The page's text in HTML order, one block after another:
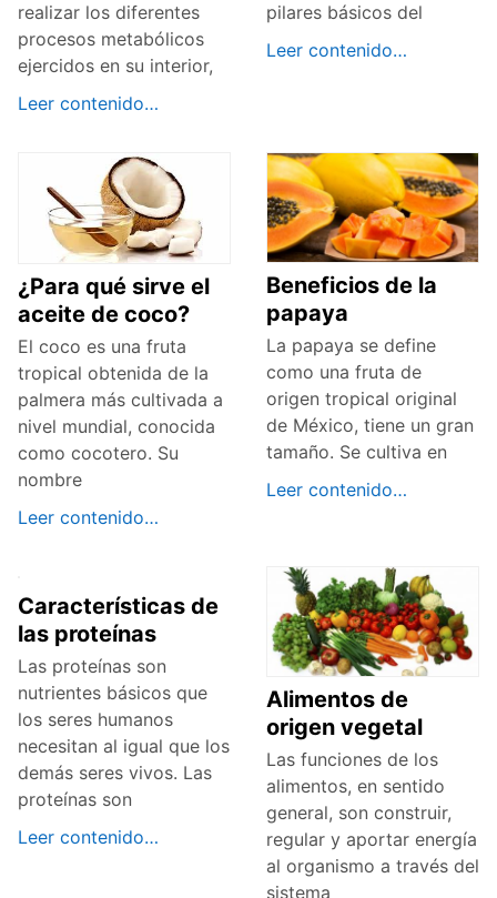
realizar los diferentes
procesos metabólicos
ejercidos en su interior,
Leer contenido…
pilares básicos del
Leer contenido…
¿Para qué sirve el
aceite de coco?
El coco es una fruta
tropical obtenida de la
palmera más cultivada a
nivel mundial, conocida
como cocotero. Su
nombre
Leer contenido…
Beneficios de la
papaya
La papaya se define
como una fruta de
origen tropical original
de México, tiene un gran
tamaño. Se cultiva en
Leer contenido…
Características de
las proteínas
Las proteínas son
nutrientes básicos que
los seres humanos
necesitan al igual que los
demás seres vivos. Las
proteínas son
Leer contenido…
Alimentos de
origen vegetal
Las funciones de los
alimentos, en sentido
general, son construir,
regular y aportar energía
al organismo a través del
sistema